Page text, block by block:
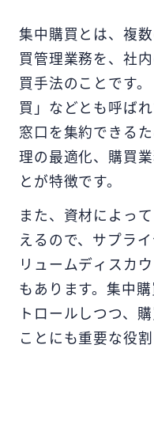
集中購買とは、複
買管理業務を、社
買手法のことです
買」などとも呼ば
窓口を集約できる
理の最適化、購買
とが特徴です。
また、資材によっ
えるので、サプラ
リュームディスカ
もあります。集中
トロールしつつ、
ことにも重要な役割